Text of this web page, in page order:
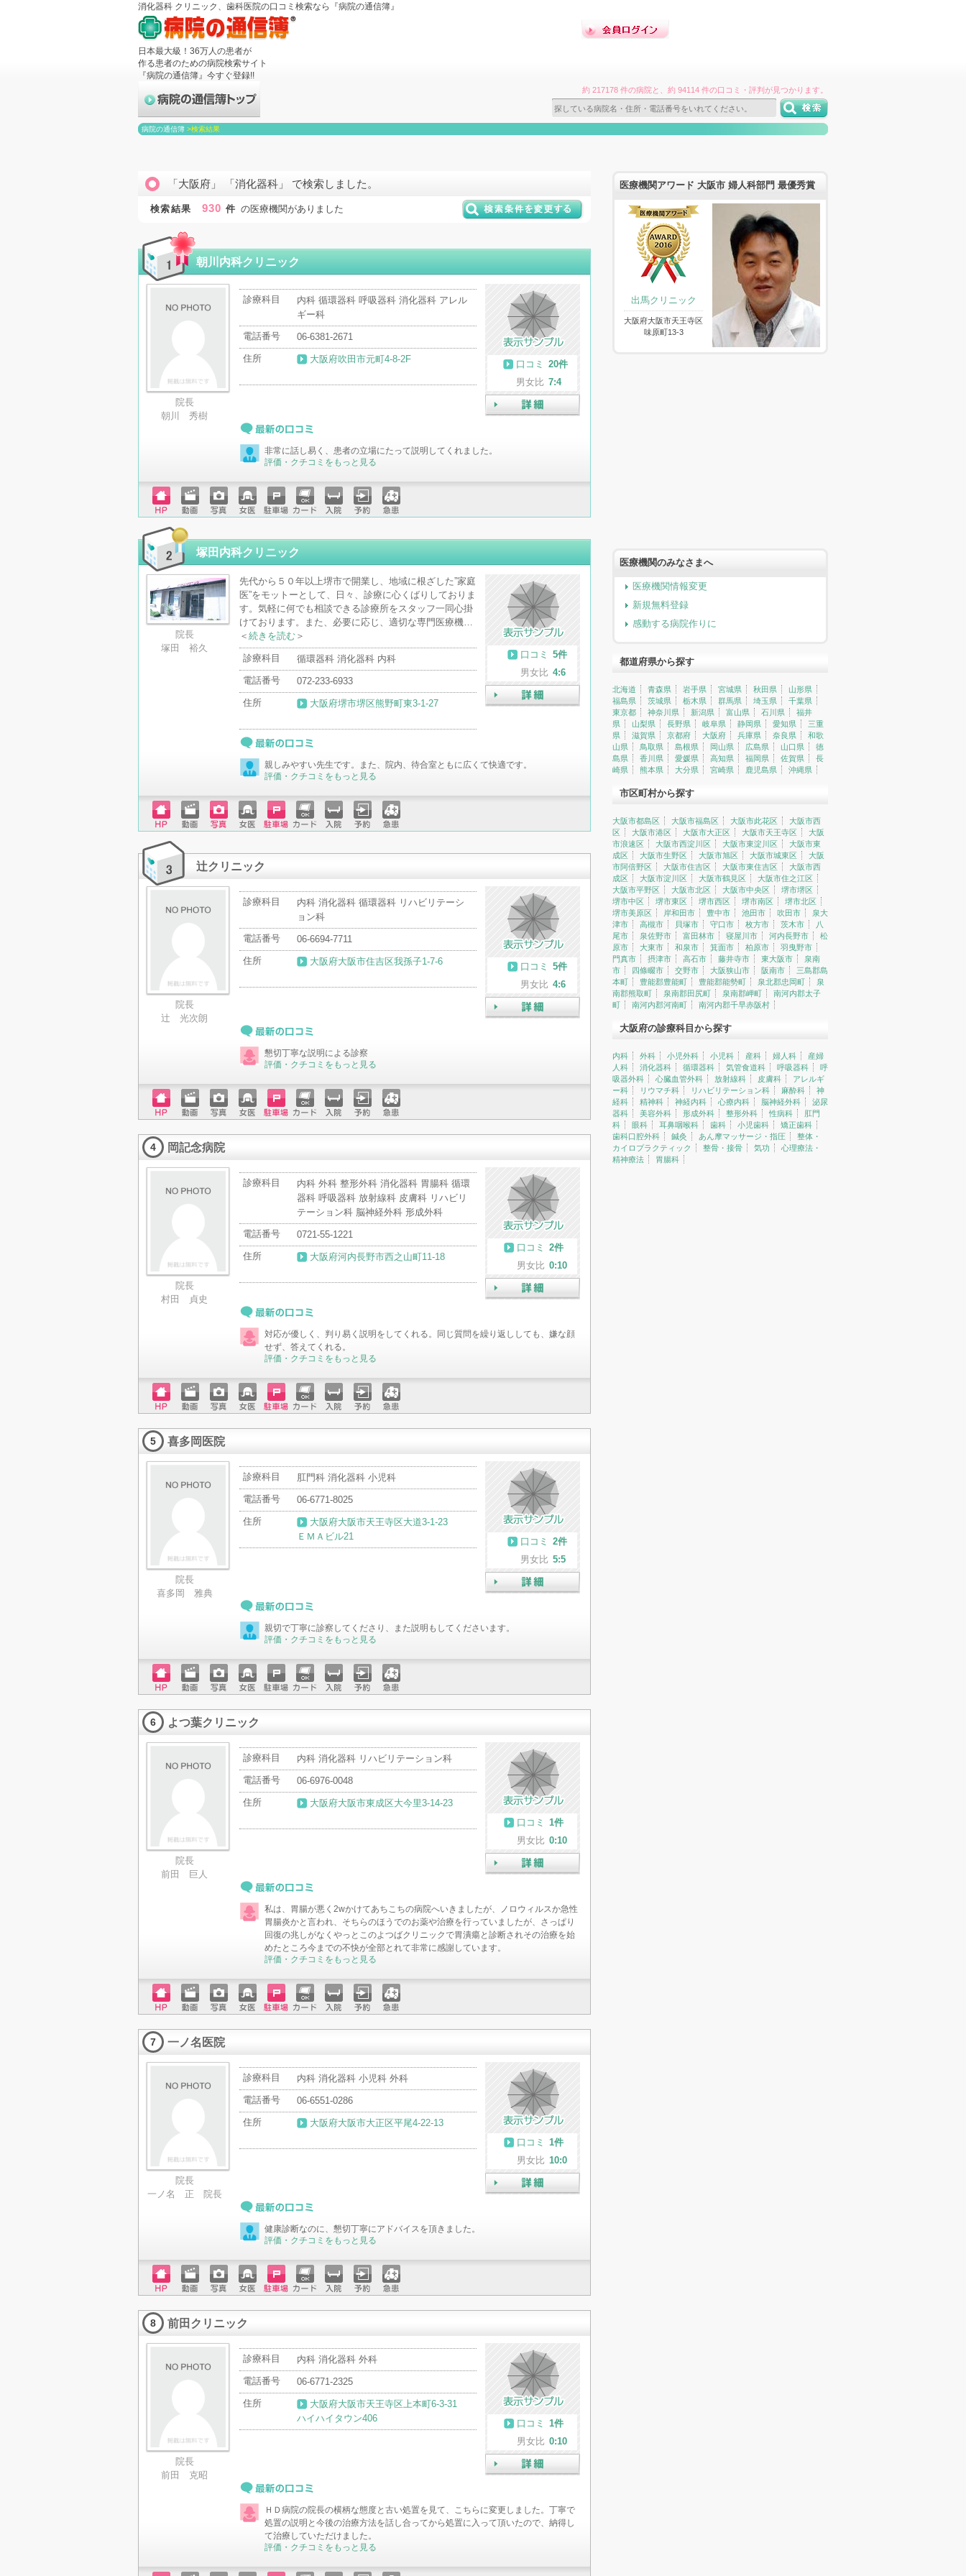
消化器科 クリニック、歯科医院の口コミ検索なら『病院の通信簿』
日本最大級！36万人の患者が
作る患者のための病院検索サイト
『病院の通信簿』今すぐ登録!!
約 217178 件の病院と、約 94114 件の口コミ・評判が見つかります。
病院の通信簿 >検索結果
「大阪府」 「消化器科」 で検索しました。
検索結果 930 件 の医療機関がありました
朝川内科クリニック
院長
朝川 秀樹
診療科目
内科 循環器科 呼吸器科 消化器科 アレル
ギー科
電話番号
06-6381-2671
住所
大阪府吹田市元町4-8-2F 口コミ
20件
男女比 7:4
最新の口コミ非常に話し易く、患者の立場にたって説明してくれました。
評価・クチコミをもっと見る
ホーム
ページ
動画 写真 女医 駐車場クレジ
ード
入院 予約 急患
塚田内科クリニック
院長
塚田 裕久
先代から５０年以上堺市で開業し、地域に根ざした”家庭
医”をモットーとして、日々、診療に心くばりしておりま
す。気軽に何でも相談できる診療所をスタッフ一同心掛
けております。また、必要に応じ、適切な専門医療機…
＜ 続きを読む ＞
診療科目
循環器科 消化器科 内科
電話番号
072-233-6933
住所
大阪府堺市堺区熊野町東3-1-27
口コミ
5件
男女比 4:6
最新の口コミ親しみやすい先生です。また、院内、待合室ともに広くて快適です。
評価・クチコミをもっと見る
ホーム
ページ
動画 写真 女医 駐車場クレジ入院 予約 急患
辻クリニック
院長
辻 光次朗
診療科目
内科 消化器科 循環器科 リハビリテーシ
ョン科
電話番号
06-6694-7711
住所
大阪府大阪市住吉区我孫子1-7-6 口コミ
5件
男女比 4:6
最新の口コミ懇切丁寧な説明による診察
評価・クチコミをもっと見る
ホーム
ページ
動画 写真 女医 駐車場クレジ
ットカ
入院 予約 急患
4 岡記念病院
院長
村田 貞史
診療科目
内科 外科 整形外科 消化器科 胃腸科 循環
器科 呼吸器科 放射線科 皮膚科 リハビリ
テーション科 脳神経外科 形成外科
電話番号
0721-55-1221
住所
大阪府河内長野市西之山町11-18
口コミ
2件
男女比 0:10
最新の口コミ対応が優しく、判り易く説明をしてくれる。同じ質問を繰り返ししても、嫌な顔
せず、答えてくれる。
評価・クチコミをもっと見る
ホーム
ページ
動画 写真 女医 駐車場クレジ
ットカ
入院 予約 急患
5 喜多岡医院
院長
喜多岡 雅典
診療科目
肛門科 消化器科 小児科
電話番号
06-6771-8025
住所
大阪府大阪市天王寺区大道3-1-23
ＥＭＡビル21
口コミ
2件
男女比 5:5
最新の口コミ親切で丁寧に診察してくださり、また説明もしてくださいます。
評価・クチコミをもっと見る
ホーム
ページ
動画 写真 女医 駐車場クレジ
ットカ
入院 予約 急患
6 よつ葉クリニック
院長
前田 巨人
診療科目
内科 消化器科 リハビリテーション科
電話番号
06-6976-0048
住所
大阪府大阪市東成区大今里3-14-23
口コミ
1件
男女比 0:10
最新の口コミ私は、胃腸が悪く2wかけてあちこちの病院へいきましたが、ノロウィルスか急性
胃腸炎かと言われ、そちらのほうでのお薬や治療を行っていましたが、さっぱり
回復の兆しがなくやっとこのよつばクリニックで胃潰瘍と診断されその治療を始
めたところ今までの不快が全部とれて非常に感謝しています。
評価・クチコミをもっと見る
ホーム
ページ
動画 写真 女医 駐車場クレジ
ットカ
入院 予約 急患
7 一ノ名医院
院長
一ノ名 正 院長
診療科目
内科 消化器科 小児科 外科
電話番号
06-6551-0286
住所
大阪府大阪市大正区平尾4-22-13
口コミ
1件
男女比 10:0
最新の口コミ健康診断なのに、懇切丁寧にアドバイスを頂きました。
評価・クチコミをもっと見る
ホーム
ページ
動画 写真 女医 駐車場クレジ
ットカ
入院 予約 急患
8 前田クリニック
院長
前田 克昭
診療科目
内科 消化器科 外科
電話番号
06-6771-2325
住所
大阪府大阪市天王寺区上本町6-3-31
ハイハイタウン406
口コミ
1件
男女比 0:10
最新の口コミＨＤ病院の院長の横柄な態度と古い処置を見て、こちらに変更しました。丁寧で
処置の説明と今後の治療方法を話し合ってから処置に入って頂いたので、納得し
て治療していただけました。
評価・クチコミをもっと見る
医療機関アワード 大阪市 婦人科部門 最優秀賞
出馬クリニック
大阪府大阪市天王寺区
味原町13-3
医療機関のみなさまへ
医療機関情報変更
新規無料登録
感動する病院作りに
都道府県から探す
北海道 青森県 岩手県 宮城県 秋田県
山形県
福島県
茨城県 栃木県 群馬県 埼玉県
千葉県
東京都
神奈川県 新潟県 富山県 石川県
福井
県
山梨県 長野県 岐阜県 静岡県 愛知県
三重
県
滋賀県 京都府 大阪府 兵庫県 奈良県
和歌
山県
鳥取県 島根県 岡山県 広島県 山口県
徳
島県
香川県 愛媛県 高知県 福岡県 佐賀県
長
崎県
熊本県 大分県 宮崎県 鹿児島県 沖縄県
市区町村から探す
大阪市都島区 大阪市福島区 大阪市此花区
大阪市西
区
大阪市港区 大阪市大正区 大阪市天王寺区
大阪
市浪速区
大阪市西淀川区 大阪市東淀川区
大阪市東
成区
大阪市生野区 大阪市旭区 大阪市城東区
大阪
市阿倍野区
大阪市住吉区 大阪市東住吉区
大阪市西
成区
大阪市淀川区 大阪市鶴見区
大阪市住之江区
大阪市平野区
大阪市北区 大阪市中央区
堺市堺区
堺市中区
堺市東区 堺市西区 堺市南区
堺市北区
堺市美原区
岸和田市 豊中市 池田市 吹田市
泉大
津市
高槻市 貝塚市 守口市 枚方市 茨木市
八
尾市
泉佐野市 富田林市 寝屋川市 河内長野市
松
原市
大東市 和泉市 箕面市 柏原市
羽曳野市
門真市
摂津市 高石市 藤井寺市 東大阪市
泉南
市
四條畷市 交野市 大阪狭山市 阪南市
三島郡島
本町
豊能郡豊能町 豊能郡能勢町 泉北郡忠岡町
泉
南郡熊取町
泉南郡田尻町 泉南郡岬町
南河内郡太子
町
南河内郡河南町 南河内郡千早赤阪村
大阪府の診療科目から探す
内科 外科 小児外科 小児科 産科 婦人科
産婦
人科
消化器科 循環器科 気管食道科 呼吸器科
呼
吸器外科
心臓血管外科 放射線科 皮膚科
アレルギ
ー科
リウマチ科 リハビリテーション科 麻酔科
神
経科
精神科 神経内科 心療内科 脳神経外科
泌尿
器科
美容外科 形成外科 整形外科 性病科
肛門
科
眼科 耳鼻咽喉科 歯科 小児歯科
矯正歯科
歯科口腔外科
鍼灸 あん摩マッサージ・指圧
整体・
カイロプラクティック
整骨・接骨 気功
心理療法・
精神療法
胃腸科